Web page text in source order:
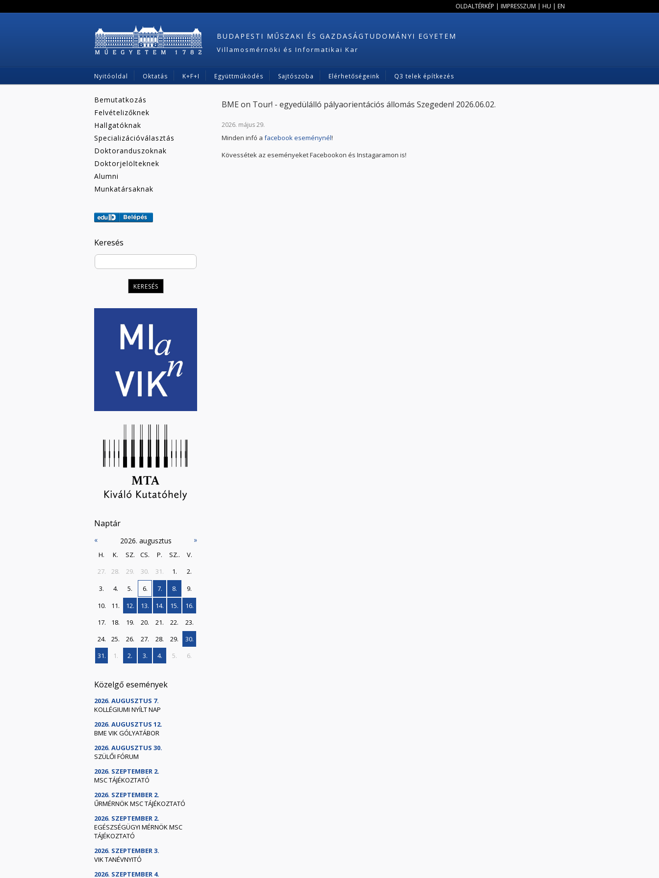
OLDALTÉRKÉP | IMPRESSZUM | HU | EN
BUDAPESTI MŰSZAKI ÉS GAZDASÁGTUDOMÁNYI EGYETEM
Villamosmérnöki és Informatikai Kar
Nyitóoldal Oktatás K+F+I Együttműködés Sajtószoba Elérhetőségeink Q3 telek építkezés
Bemutatkozás
Felvételizőknek
Hallgatóknak
Specializációválasztás
Doktoranduszoknak
Doktorjelölteknek
Alumni
Munkatársaknak
Keresés
Naptár
« 2026. augusztus »
H. K. SZ. CS. P. SZ..
V.
27.
28. 29. 30. 31. 1.
2.
3.
4. 5. 6. 7. 8.
9.
10.
11. 12. 13. 14. 15.
16.
17.
18. 19. 20. 21. 22.
23.
24.
25. 26. 27. 28. 29.
30.
31.
1. 2. 3. 4. 5. 6.
Közelgő események
2026. AUGUSZTUS 7.
KOLLÉGIUMI NYÍLT NAP
2026. AUGUSZTUS 12.
BME VIK GÓLYATÁBOR
2026. AUGUSZTUS 30.
SZÜLŐI FÓRUM
2026. SZEPTEMBER 2.
MSC TÁJÉKOZTATÓ
2026. SZEPTEMBER 2.
ŰRMÉRNÖK MSC TÁJÉKOZTATÓ
2026. SZEPTEMBER 2.
EGÉSZSÉGÜGYI MÉRNÖK MSC
TÁJÉKOZTATÓ
2026. SZEPTEMBER 3.
VIK TANÉVNYITÓ
2026. SZEPTEMBER 4.
BME on Tour! - egyedülálló pályaorientációs állomás Szegeden! 2026.06.02.
2026. május 29.
Minden infó a facebook eseménynél!
Kövessétek az eseményeket Facebookon és Instagaramon is!